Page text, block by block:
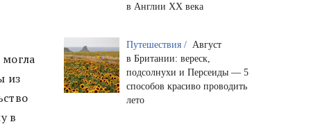
из
в
в Англии XX века
Путешествия / Август
в Британии: вереск,
подсолнухи и Персеиды — 5
способов красиво проводить
лето